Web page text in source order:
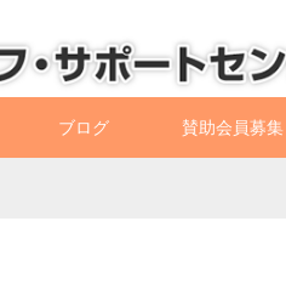
ブログ 賛助会員募集